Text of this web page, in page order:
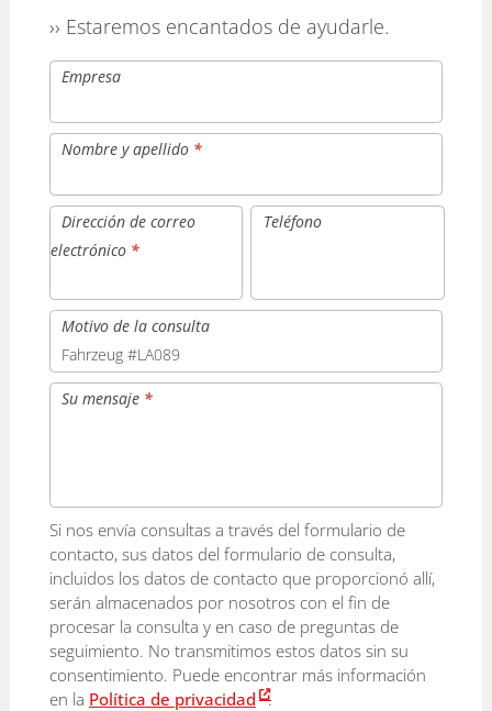
›› Estaremos encantados de ayudarle.
Empresa
Nombre y apellido *
Dirección de correo
electrónico *
Teléfono
Motivo de la consulta
Su mensaje *
Si nos envía consultas a través del formulario de
contacto, sus datos del formulario de consulta,
incluidos los datos de contacto que proporcionó allí,
serán almacenados por nosotros con el fin de
procesar la consulta y en caso de preguntas de
seguimiento. No transmitimos estos datos sin su
consentimiento. Puede encontrar más información
en la Política de privacidad .